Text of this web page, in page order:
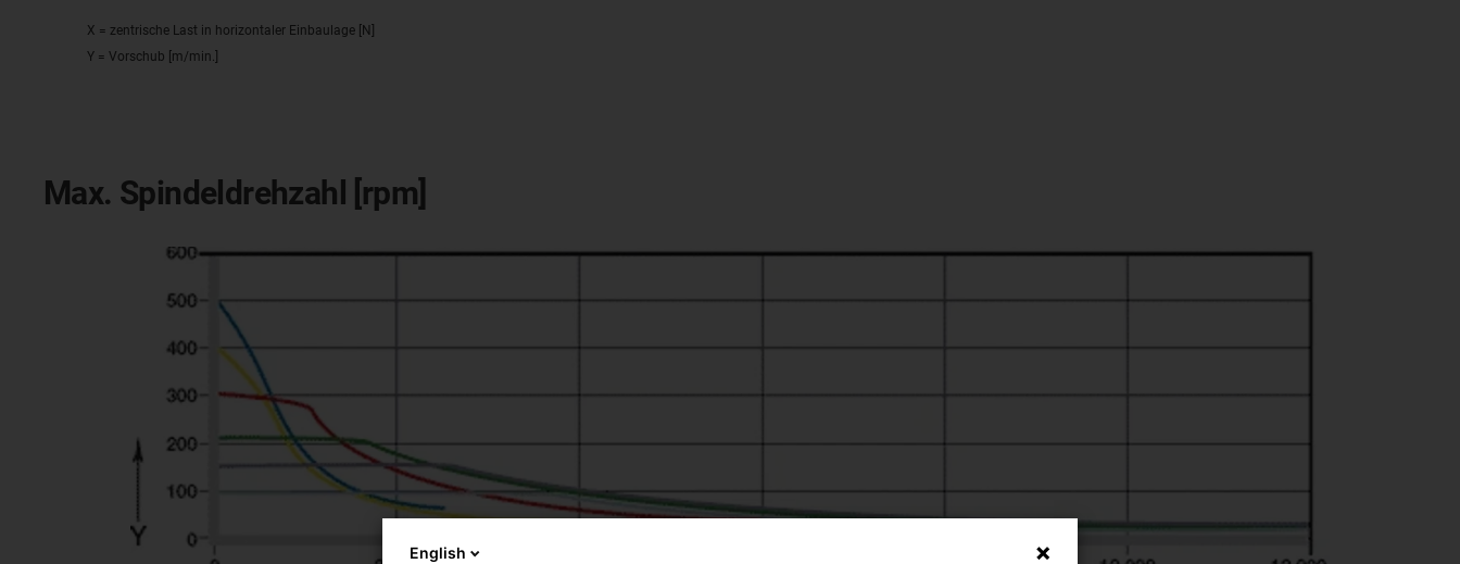
X = zentrische Last in horizontaler Einbaulage [N]
Y = Vorschub [m/min.]
Max. Spindeldrehzahl [rpm]
English